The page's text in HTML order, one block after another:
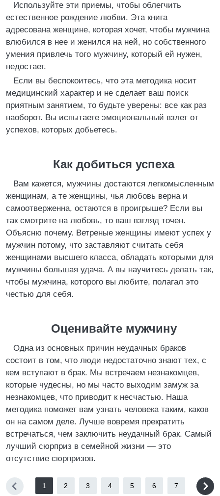
Используйте эти приемы, чтобы облегчить
естественное рождение любви. Эта книга
адресована женщине, которая хочет, чтобы мужчина
влюбился в нее и женился на ней, но собственного
умения привлечь того мужчину, который ей нужен,
недостает.
Если вы беспокоитесь, что эта методика носит
медицинский характер и не сделает ваш поиск
приятным занятием, то будьте уверены: все как раз
наоборот. Вы испытаете эмоциональный взлет от
успехов, которых добьетесь.
Как добиться успеха
Вам кажется, мужчины достаются легкомысленным
женщинам, а те женщины, чья любовь верна и
самоотверженна, остаются в проигрыше? Если вы
так смотрите на любовь, то ваш взгляд точен.
Объясню почему. Ветреные женщины имеют успех у
мужчин потому, что заставляют считать себя
женщинами высшего класса, обладать которыми для
мужчины большая удача. А вы научитесь делать так,
чтобы мужчина, которого вы любите, полагал это
честью для себя.
Оценивайте мужчину
Одна из основных причин неудачных браков
состоит в том, что люди недостаточно знают тех, с
кем вступают в брак. Мы встречаем незнакомцев,
которые чудесны, но мы часто выходим замуж за
незнакомцев, что приводит к несчастью. Наша
методика поможет вам узнать человека таким, каков
он на самом деле. Лучше вовремя прекратить
встречаться, чем заключить неудачный брак. Самый
лучший сюрприз в семейной жизни — это
отсутствие сюрпризов.
1 2 3 4 5 6 7